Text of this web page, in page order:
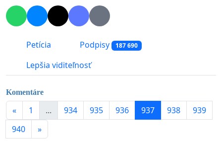
Petícia Podpisy 187 690
Lepšia viditeľnosť
Komentáre
« 1 ... 934 935 936 937 938
939
940
»